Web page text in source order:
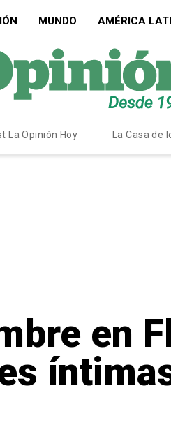
MUNDO AMÉRICA
La Opinión Hoy La Casa de
en